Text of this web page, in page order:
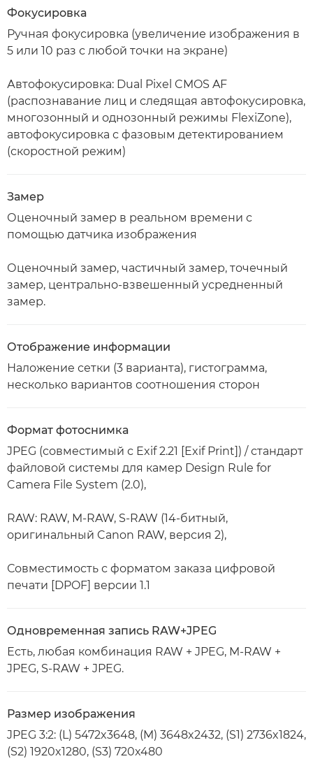
Фокусировка
Ручная фокусировка (увеличение изображения в
5 или 10 раз с любой точки на экране)
Автофокусировка: Dual Pixel CMOS AF
(распознавание лиц и следящая автофокусировка,
многозонный и однозонный режимы FlexiZone),
автофокусировка с фазовым детектированием
(скоростной режим)
Замер
Оценочный замер в реальном времени с
помощью датчика изображения
Оценочный замер, частичный замер, точечный
замер, центрально-взвешенный усредненный
замер.
Отображение информации
Наложение сетки (3 варианта), гистограмма,
несколько вариантов соотношения сторон
Формат фотоснимка
JPEG (совместимый с Exif 2.21 [Exif Print]) / стандарт
файловой системы для камер Design Rule for
Camera File System (2.0),
RAW: RAW, M-RAW, S-RAW (14-битный,
оригинальный Canon RAW, версия 2),
Совместимость с форматом заказа цифровой
печати [DPOF] версии 1.1
Одновременная запись RAW+JPEG
Есть, любая комбинация RAW + JPEG, M-RAW +
JPEG, S-RAW + JPEG.
Размер изображения
JPEG 3:2: (L) 5472x3648, (M) 3648x2432, (S1) 2736x1824,
(S2) 1920x1280, (S3) 720x480